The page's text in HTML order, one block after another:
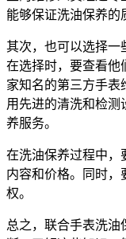
能够保证洗油保养的
其次，也可以选择一
在选择时，要查看他
家知名的第三方手表
用先进的清洗和检测
养服务。
在洗油保养过程中，
内容和价格。同时，
权。
总之，联合手表洗油